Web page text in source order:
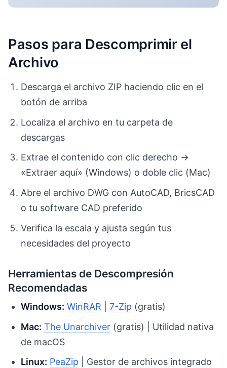
Pasos para Descomprimir el
Archivo
Descarga el archivo ZIP haciendo clic en el
botón de arriba
Localiza el archivo en tu carpeta de
descargas
Extrae el contenido con clic derecho →
«Extraer aquí» (Windows) o doble clic (Mac)
Abre el archivo DWG con AutoCAD, BricsCAD
o tu software CAD preferido
Verifica la escala y ajusta según tus
necesidades del proyecto
Herramientas de Descompresión
Recomendadas
Windows: WinRAR |7-Zip (gratis)
Mac: The Unarchiver (gratis) | Utilidad nativa
de macOS
Linux: PeaZip | Gestor de archivos integrado